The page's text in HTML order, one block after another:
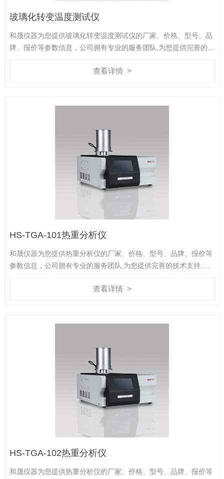
玻璃化转变温度测试仪
和晟仪器为您提供玻璃化转变温度测试仪的厂家、价格、型号、品
牌、报价等参数信息，公司拥有专业的服务团队,为您提供完善的技
查看详情 >
HS-TGA-101热重分析仪
和晟仪器为您提供热重分析仪的厂家、价格、型号、品牌、报价等
参数信息，公司拥有专业的服务团队,为您提供完善的技术支持,是
查看详情 >
HS-TGA-102热重分析仪
和晟仪器为您提供热重分析仪的厂家、价格、型号、品牌、报价等